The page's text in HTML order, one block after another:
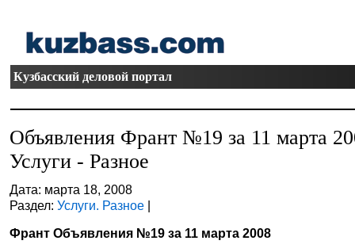
Кузбасский деловой портал
Объявления Франт №19 за 11 марта
Услуги - Разное
Дата: марта 18, 2008
Раздел:Услуги. Разное |
Франт Объявления №19 за 11 марта 2008